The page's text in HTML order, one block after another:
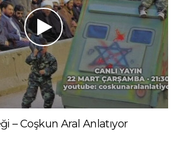
– Coşkun Aral Anlatıyor